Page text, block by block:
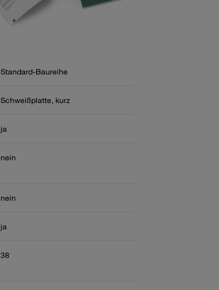
Standard-Baureihe
Schweißplatte, kurz
ja
nein
nein
ja
38